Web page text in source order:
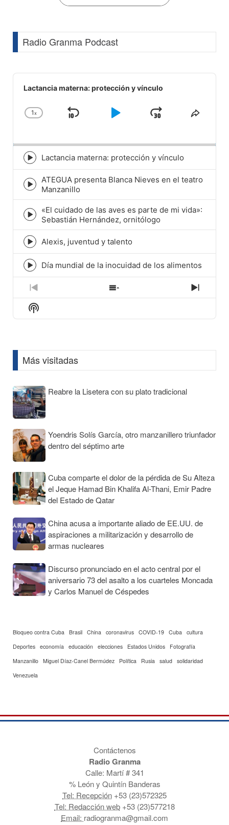
Radio Granma Podcast
Audio
Player
Lactancia materna: protección y vínculo
Change
1x
Skip
Play
JumpShare
Episode
play
icon
Lactancia materna: protección y vínculo
Episode
play
icon
ATEGUA presenta Blanca Nieves en el teatro
Manzanillo
Episode
play
icon
«El cuidado de las aves es parte de mi vida»:
Sebastián Hernández, ornitólogo
Episode
play
icon
Alexis, juventud y talento
Episode
play
icon
Día mundial de la inocuidad de los alimentos
Previous
Episode
Show
Episodes
Next
Show
Podcast
Más visitadas
Reabre la Lisetera con su plato tradicional
Yoendris Solís García, otro manzanillero triunfador
dentro del séptimo arte
Cuba comparte el dolor de la pérdida de Su Alteza
el Jeque Hamad Bin Khalifa Al-Thani, Emir Padre
del Estado de Qatar
China acusa a importante aliado de EE.UU. de
aspiraciones a militarización y desarrollo de
armas nucleares
Discurso pronunciado en el acto central por el
aniversario 73 del asalto a los cuarteles Moncada
y Carlos Manuel de Céspedes
Bloqueo contra Cuba Brasil China coronavirus COVID-19 Cuba
cultura
Deportes economía educación elecciones Estados Unidos
Fotografía
Manzanillo Miguel Díaz-Canel Bermúdez Política Rusia salud solidaridad
Venezuela
Contáctenos
Radio Granma
Calle: Martí # 341
% León y Quintín Banderas
Tel: Recepción +53 (23)572325
Tel: Redacción web+53 (23)577218
Email: radiogranma@gmail.com